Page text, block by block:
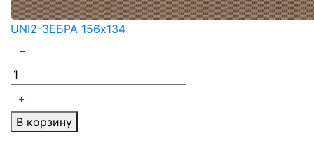
UNI2-ЗЕБРА 156x134
В корзину